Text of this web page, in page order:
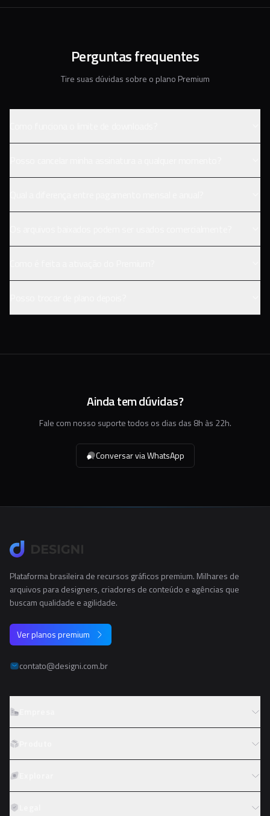
Perguntas frequentes
Tire suas dúvidas sobre o plano Premium
Ainda tem dúvidas?
Fale com nosso suporte todos os dias das 8h às 22h.
Conversar via WhatsApp
Plataforma brasileira de recursos gráficos premium. Milhares de
arquivos para designers, criadores de conteúdo e agências que
buscam qualidade e agilidade.
Ver planos premium
contato@designi.com.br
Trabalhe conosco
Reembolso